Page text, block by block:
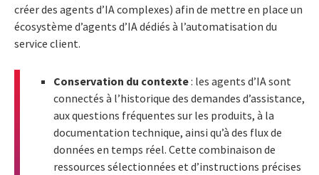
créer des agents d’IA complexes) afin de mettre en place un
écosystème d’agents d’IA dédiés à l’automatisation du
service client.
Conservation du contexte: les agents d’IA sont
connectés à l’historique des demandes d’assistance,
aux questions fréquentes sur les produits, à la
documentation technique, ainsi qu’à des flux de
données en temps réel. Cette combinaison de
ressources sélectionnées et d’instructions précises